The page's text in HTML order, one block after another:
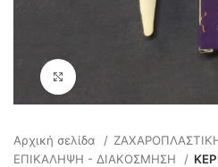
Αρχική σελίδα
ΕΠΙΚΑΛΗΨΗ - ΔΙΑΚΟΣΜΗΣΗ